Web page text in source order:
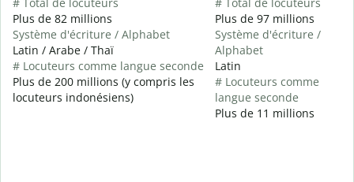
Plus de 82 millions
Système d'écriture / Alphabet
Latin / Arabe / Thaï
# Locuteurs comme langue seconde
Plus de 200 millions (y compris les
locuteurs indonésiens)
Plus de 97 millions
Système d'écriture /
Alphabet
Latin
# Locuteurs comme
langue seconde
Plus de 11 millions